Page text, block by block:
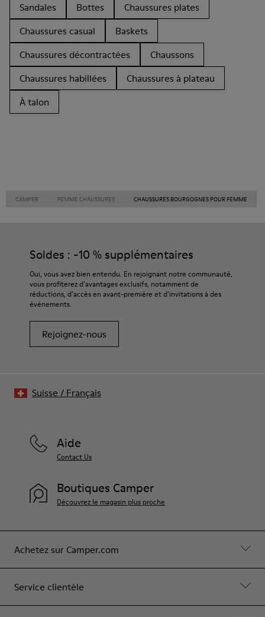
Sandales
Bottes
Chaussures plates
Chaussures casual
Baskets
Chaussures décontractées
Chaussons
Chaussures habillées
Chaussures à plateau
À talon
CAMPER FEMME CHAUSSURES CHAUSSURES BOURGOGNES POUR FEMME
Soldes : -10 % supplémentaires
Oui, vous avez bien entendu. En rejoignant notre communauté,
vous profiterez d’avantages exclusifs, notamment de
réductions, d’accès en avant-première et d’invitations à des
événements.
Rejoignez-nous
Achetez sur Camper.com
Service clientèle
Aide
Contact Us
Boutiques Camper
Découvrez le magasin plus proche
Suisse / Français